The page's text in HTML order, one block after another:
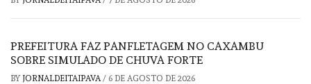
PREFEITURA FAZ PANFLETAGEM NO CAXAMBU
SOBRE SIMULADO DE CHUVA FORTE
BY JORNALDEITAIPAVA/ 6 DE AGOSTO DE 2026